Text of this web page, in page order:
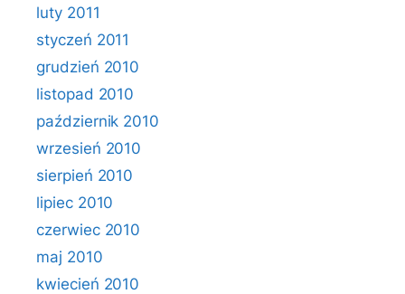
luty 2011
styczeń 2011
grudzień 2010
listopad 2010
październik 2010
wrzesień 2010
sierpień 2010
lipiec 2010
czerwiec 2010
maj 2010
kwiecień 2010